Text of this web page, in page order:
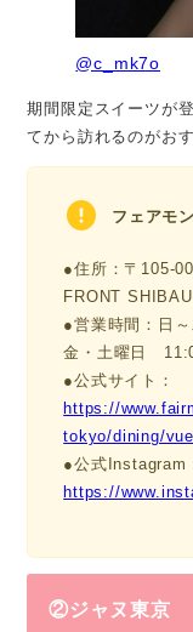
@c_mk7o
期間限定スイーツが
てから訪れるのがおす
フェアモ
●住所：〒105-
FRONT
●営業時間：日
金・土曜日
●公式サイト：
https://
tokyo/dining/
●公式Instagram
https://
②ジャヌ東京